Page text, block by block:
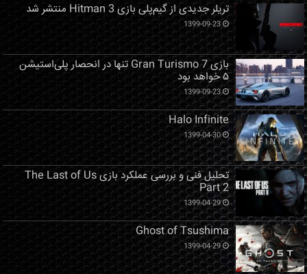
تریلر جدیدی از گیم‌پلی بازی Hitman 3 منتشر شد
1399-09-23
بازی Gran Turismo 7 تنها در انحصار پلی‌استیشن
۵ خواهد بود
1399-09-23
Halo Infinite
1399-04-30
تحلیل فنی و بررسی عملکرد بازی The Last of Us
Part 2
1399-04-29
Ghost of Tsushima
1399-04-29